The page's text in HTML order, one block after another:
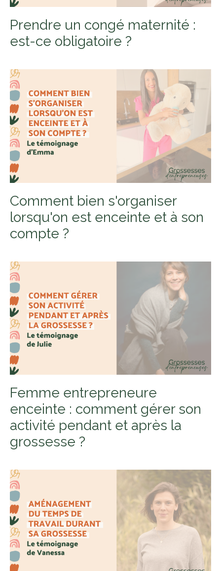
Prendre un congé maternité :
est-ce obligatoire ?
Comment bien s'organiser
lorsqu'on est enceinte et à son
compte ?
Femme entrepreneure
enceinte : comment gérer son
activité pendant et après la
grossesse ?